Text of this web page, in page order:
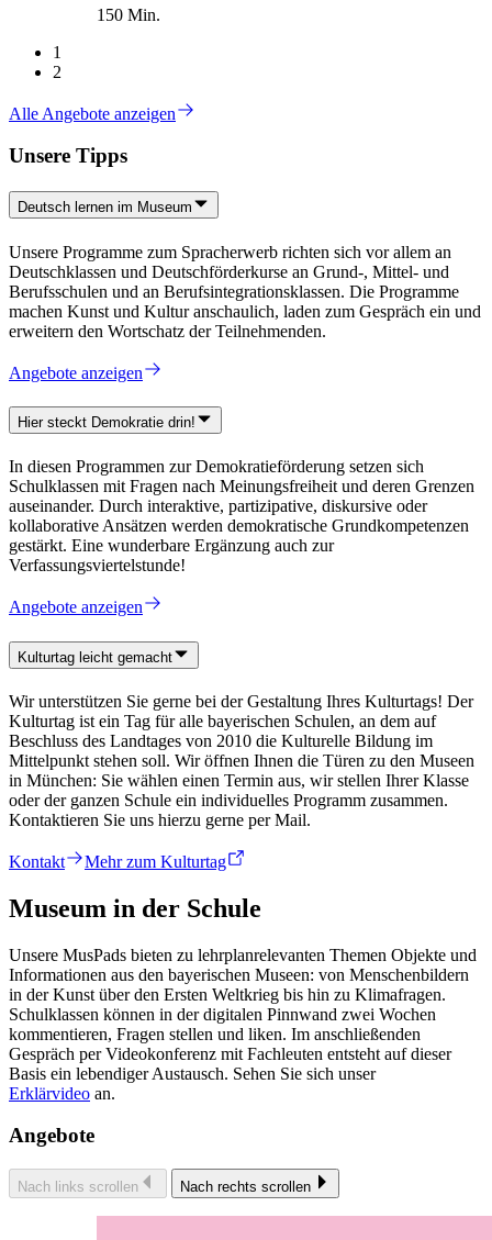
150 Min.
1
2
Alle Angebote anzeigen
Unsere Tipps
Deutsch lernen im Museum
Unsere Programme zum Spracherwerb richten sich vor allem an
Deutschklassen und Deutschförderkurse an Grund-, Mittel- und
Berufsschulen und an Berufsintegrationsklassen. Die Programme
machen Kunst und Kultur anschaulich, laden zum Gespräch ein und
erweitern den Wortschatz der Teilnehmenden.
Angebote anzeigen
Hier steckt Demokratie drin!
In diesen Programmen zur Demokratieförderung setzen sich
Schulklassen mit Fragen nach Meinungsfreiheit und deren Grenzen
auseinander. Durch interaktive, partizipative, diskursive oder
kollaborative Ansätzen werden demokratische Grundkompetenzen
gestärkt. Eine wunderbare Ergänzung auch zur
Verfassungsviertelstunde!
Angebote anzeigen
Kulturtag leicht gemacht
Wir unterstützen Sie gerne bei der Gestaltung Ihres Kulturtags! Der
Kulturtag ist ein Tag für alle bayerischen Schulen, an dem auf
Beschluss des Landtages von 2010 die Kulturelle Bildung im
Mittelpunkt stehen soll. Wir öffnen Ihnen die Türen zu den Museen
in München: Sie wählen einen Termin aus, wir stellen Ihrer Klasse
oder der ganzen Schule ein individuelles Programm zusammen.
Kontaktieren Sie uns hierzu gerne per Mail.
Kontakt Mehr zum Kulturtag
Museum in der Schule
Unsere MusPads bieten zu lehrplanrelevanten Themen Objekte und
Informationen aus den bayerischen Museen: von Menschenbildern
in der Kunst über den Ersten Weltkrieg bis hin zu Klimafragen.
Schulklassen können in der digitalen Pinnwand zwei Wochen
kommentieren, Fragen stellen und liken. Im anschließenden
Gespräch per Videokonferenz mit Fachleuten entsteht auf dieser
Basis ein lebendiger Austausch. Sehen Sie sich unser
Erklärvideo an.
Angebote
Nach links scrollen Nach rechts scrollen